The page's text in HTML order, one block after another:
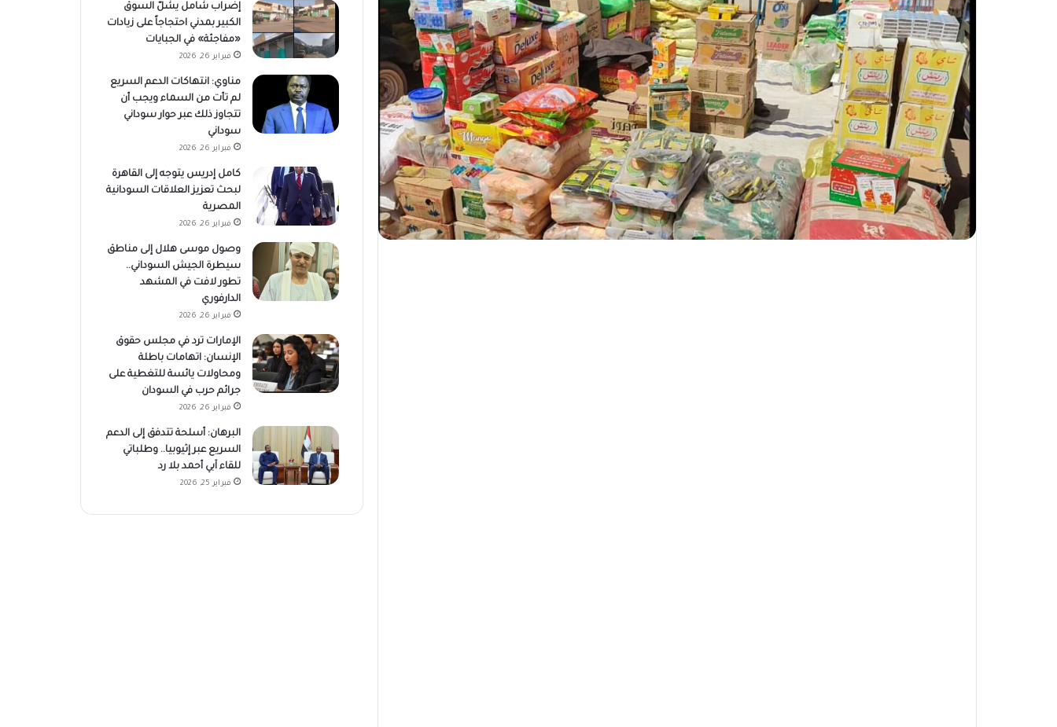
إضراب شامل يشلّ السوق
الكبير بمدني احتجاجاً على زيادات
«مفاجئة» في الجبايات
فبراير 26, 2026
مناوي: انتهاكات الدعم السريع
لم تأت من السماء ويجب أن
تتجاوز ذلك عبر حوار سوداني
سوداني
فبراير 26, 2026
كامل إدريس يتوجه إلى القاهرة
لبحث تعزيز العلاقات السودانية
المصرية
فبراير 26, 2026
وصول موسى هلال إلى مناطق
سيطرة الجيش السوداني..
تطور لافت في المشهد
الدارفوري
فبراير 26, 2026
الإمارات ترد في مجلس حقوق
الإنسان: اتهامات باطلة
ومحاولات يائسة للتغطية على
جرائم حرب في السودان
فبراير 26, 2026
البرهان: أسلحة تتدفق إلى الدعم
السريع عبر إثيوبيا.. وطلباتي
للقاء آبي أحمد بلا رد
فبراير 25, 2026